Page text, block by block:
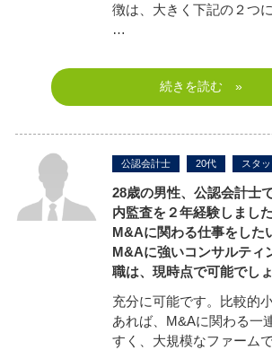
徴は、大きく下記の２
…
続きを読む »
公認会計士 20代 スタ
28歳の男性、公認会計士
内監査を２年経験しまし
M&Aに関わる仕事をした
M&Aに強いコンサルティ
職は、現時点で可能でし
充分に可能です。比較的
あれば、M&Aに関わる一
すく、大規模なファーム